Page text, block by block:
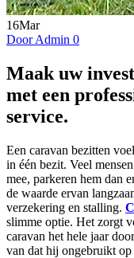
16Mar
Door Admin 0
Maak uw
met een
service.
Een caravan bezitten
in één bezit. Veel
mee, parkeren hem dan
de waarde ervan
verzekering en stalling.
slimme optie. Het zorgt
caravan het hele jaar
van dat hij ongebruikt